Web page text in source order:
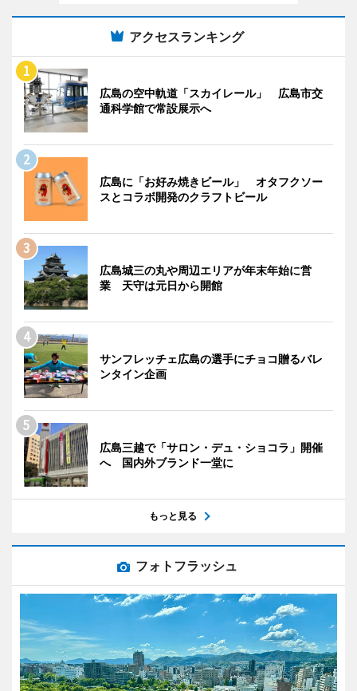
アクセスランキング
広島の空中軌道「スカイレール」 広島市交
通科学館で常設展示へ
広島に「お好み焼きビール」 オタフクソー
スとコラボ開発のクラフトビール
広島城三の丸や周辺エリアが年末年始に営
業 天守は元日から開館
サンフレッチェ広島の選手にチョコ贈るバレ
ンタイン企画
広島三越で「サロン・デュ・ショコラ」開催
へ 国内外ブランド一堂に
もっと見る
フォトフラッシュ